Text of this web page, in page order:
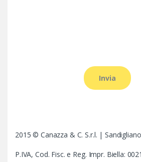
2015 © Canazza & C. S.r.l. |
P.IVA, Cod. Fisc. e Reg. Impr. Biella: